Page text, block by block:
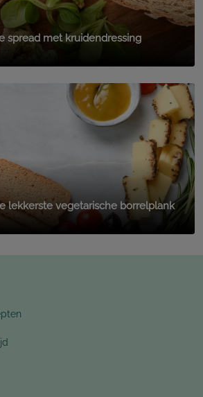
spread met kruidendressing
lekkerste vegetarische borrelplank